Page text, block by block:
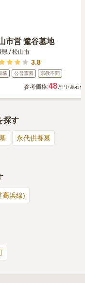
市営 鷺谷墓地
県 /松山市
3.8
墓 公営霊園 宗教不問
参考価格:48万円+墓石代
探す
永代供養墓
高浜線)